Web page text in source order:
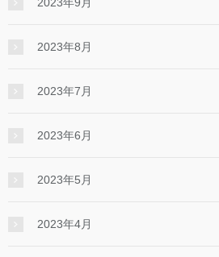
2023年8月
2023年7月
2023年6月
2023年5月
2023年4月